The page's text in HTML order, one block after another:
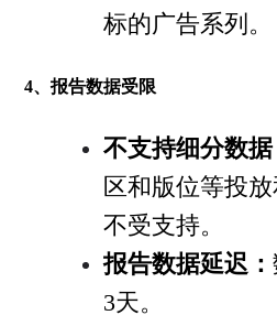
标的广告系列。
4、报告数据受限
不支持细分数据
区和版位等投
不受支持。
报告数据延迟：
3天。